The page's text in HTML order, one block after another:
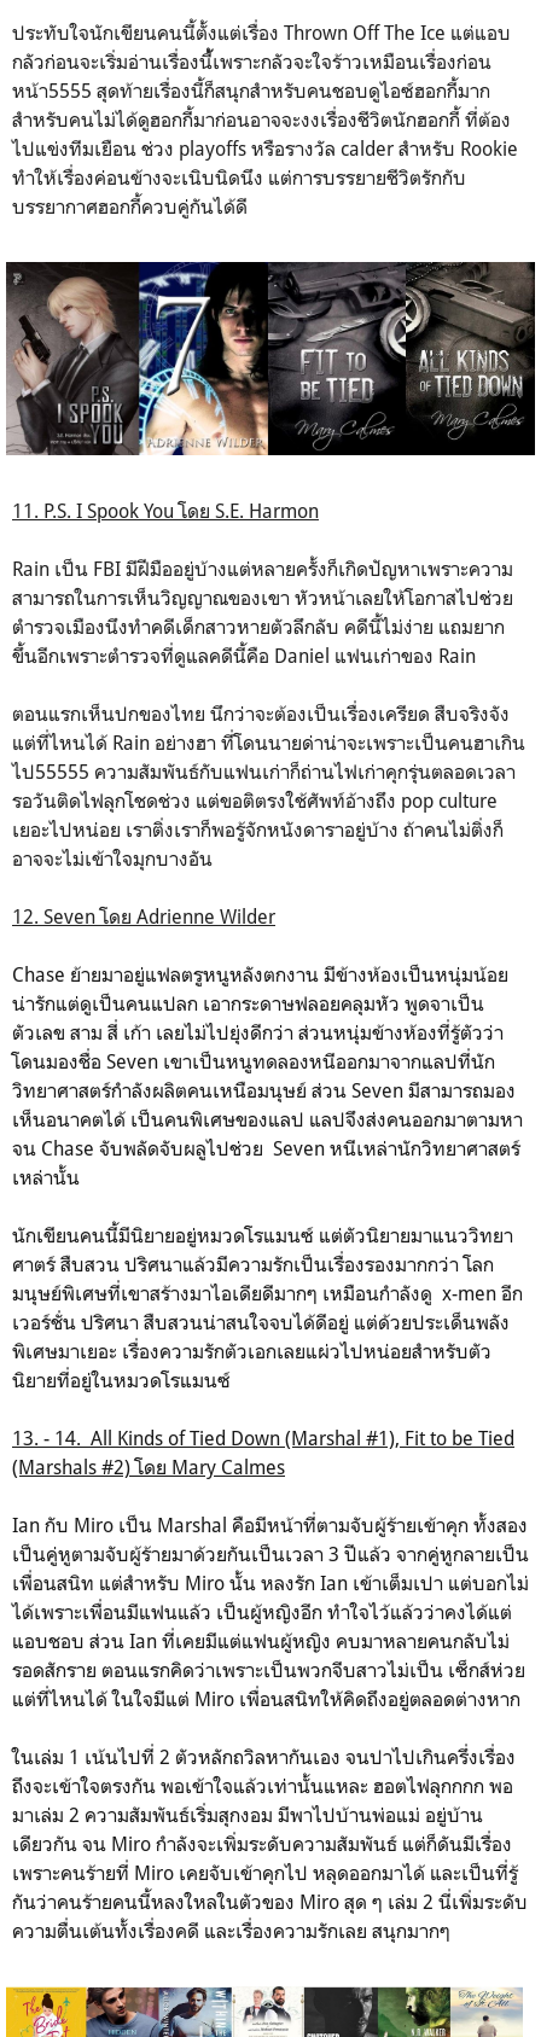
ประทับใจนักเขียนคนนี้ตั้งแต่เรื่อง Thrown Off The Ice แต่แอบ
กลัวก่อนจะเริ่มอ่านเรื่องนี้้เพราะกลัวจะใจร้าวเหมือนเรื่องก่อน
หน้า5555 สุดท้ายเรื่องนี้ก็สนุกสำหรับคนชอบดูไอซ์ฮอกกี้มาก
สำหรับคนไม่ได้ดูฮอกกี้มาก่อนอาจจะงงเรื่องชีวิตนักฮอกกี้ ที่ต้อง
ไปแข่งทีมเยือน ช่วง playoffs หรือรางวัล calder สำหรับ Rookie
ทำให้เรื่องค่อนข้างจะเนิบนิดนึง แต่การบรรยายชีวิตรักกับ
บรรยากาศฮอกกี้ควบคู่กันได้ดี
11. P.S. I Spook You โดย S.E. Harmon
Rain เป็น FBI มีฝีมืออยู่บ้างแต่หลายครั้งก็เกิดปัญหาเพราะความ
สามารถในการเห็นวิญญาณของเขา หัวหน้าเลยให้โอกาสไปช่วย
ตำรวจเมืองนึงทำคดีเด็กสาวหายตัวลึกลับ คดีนี้ไม่ง่าย แถมยาก
ขึ้นอีกเพราะตำรวจที่ดูแลคดีนี้คือ Daniel แฟนเก่าของ Rain
ตอนแรกเห็นปกของไทย นึกว่าจะต้องเป็นเรื่องเครียด สืบจริงจัง
แต่ที่ไหนได้ Rain อย่างฮา ที่โดนนายด่าน่าจะเพราะเป็นคนฮาเกิน
ไป55555 ความสัมพันธ์กับแฟนเก่าก็ถ่านไฟเก่าคุกรุ่นตลอดเวลา
รอวันติดไฟลุกโชดช่วง แต่ขอติตรงใช้ศัพท์อ้างถึง pop culture
เยอะไปหน่อย เราติ่งเราก็พอรู้จักหนังดาราอยู่บ้าง ถ้าคนไม่ติ่งก็
อาจจะไม่เข้าใจมุกบางอัน
12. Seven โดย Adrienne Wilder
Chase ย้ายมาอยู่แฟลตรูหนูหลังตกงาน มีข้างห้องเป็นหนุ่มน้อย
น่ารักแต่ดูเป็นคนแปลก เอากระดาษฟลอยคลุมหัว พูดจาเป็น
ตัวเลข สาม สี่ เก้า เลยไม่ไปยุ่งดีกว่า ส่วนหนุ่มข้างห้องที่รู้ตัวว่า
โดนมองชื่อ Seven เขาเป็นหนูทดลองหนีออกมาจากแลปที่นัก
วิทยาศาสตร์กำลังผลิตคนเหนือมนุษย์ ส่วน Seven มีสามารถมอง
เห็นอนาคตได้ เป็นคนพิเศษของแลป แลปจึงส่งคนออกมาตามหา
จน Chase จับพลัดจับผลูไปช่วย Seven หนีเหล่านักวิทยาศาสตร์
เหล่านั้น
นักเขียนคนนี้มีนิยายอยู่หมวดโรแมนซ์ แต่ตัวนิยายมาแนววิทยา
ศาตร์ สืบสวน ปริศนาแล้วมีความรักเป็นเรื่องรองมากกว่า โลก
มนุษย์พิเศษที่เขาสร้างมาไอเดียดีมากๆ เหมือนกำลังดู x-men อีก
เวอร์ชั่น ปริศนา สืบสวนน่าสนใจจบได้ดีอยู่ แต่ด้วยประเด็นพลัง
พิเศษมาเยอะ เรื่องความรักตัวเอกเลยแผ่วไปหน่อยสำหรับตัว
นิยายที่อยู่ในหมวดโรแมนซ์
13. - 14. All Kinds of Tied Down (Marshal #1), Fit to be Tied
(Marshals #2) โดย Mary Calmes
Ian กับ Miro เป็น Marshal คือมีหน้าที่ตามจับผู้ร้ายเข้าคุก ทั้งสอง
เป็นคู่หูตามจับผู้ร้ายมาด้วยกันเป็นเวลา 3 ปีแล้ว จากคู่หูกลายเป็น
เพื่อนสนิท แต่สำหรับ Miro นั้น หลงรัก Ian เข้าเต็มเปา แต่บอกไม่
ได้เพราะเพื่อนมีแฟนแล้ว เป็นผู้หญิงอีก ทำใจไว้แล้วว่าคงได้แต่
แอบชอบ ส่วน Ian ที่เคยมีแต่แฟนผู้หญิง คบมาหลายคนกลับไม่
รอดสักราย ตอนแรกคิดว่าเพราะเป็นพวกจีบสาวไม่เป็น เซ็กส์ห่วย
แต่ที่ไหนได้ ในใจมีแต่ Miro เพื่อนสนิทให้คิดถึงอยู่ตลอดต่างหาก
ในเล่ม 1 เน้นไปที่ 2 ตัวหลักถวิลหากันเอง จนปาไปเกินครึ่งเรื่อง
ถึงจะเข้าใจตรงกัน พอเข้าใจแล้วเท่านั้นแหละ ฮอตไฟลุกกกก พอ
มาเล่ม 2 ความสัมพันธ์เริ่มสุกงอม มีพาไปบ้านพ่อแม่ อยู่บ้าน
เดียวกัน จน Miro กำลังจะเพิ่มระดับความสัมพันธ์ แต่ก็ดันมีเรื่อง
เพราะคนร้ายที่ Miro เคยจับเข้าคุกไป หลุดออกมาได้ และเป็นที่รู้
กันว่าคนร้ายคนนี้หลงใหลในตัวของ Miro สุด ๆ เล่ม 2 นี่เพิ่มระดับ
ความตื่นเต้นทั้งเรื่องคดี และเรื่องความรักเลย สนุกมากๆ